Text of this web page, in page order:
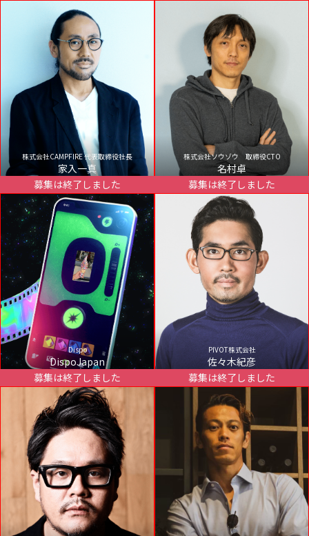
株式会社CAMPFIRE 代表取締役社長
家入一真
募集は終了しました
株式会社ソウゾウ 取締役CTO
名村卓
募集は終了しました
Dispo
DispoJapan
募集は終了しました
PIVOT株式会社
佐々木紀彦
募集は終了しました